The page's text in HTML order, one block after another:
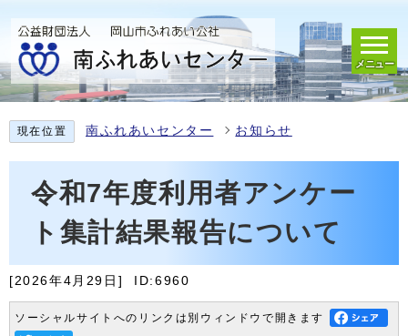
メニュー
現在位置 南ふれあいセンター お知らせ
令和7年度利用者アンケー
ト集計結果報告について
[2026年4月29日] ID:6960
ソーシャルサイトへのリンクは別ウィンドウで開きます